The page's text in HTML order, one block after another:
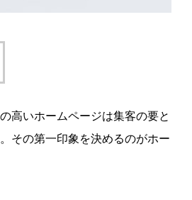
高いホームページは集客の要と
その第一印象を決めるのがホー